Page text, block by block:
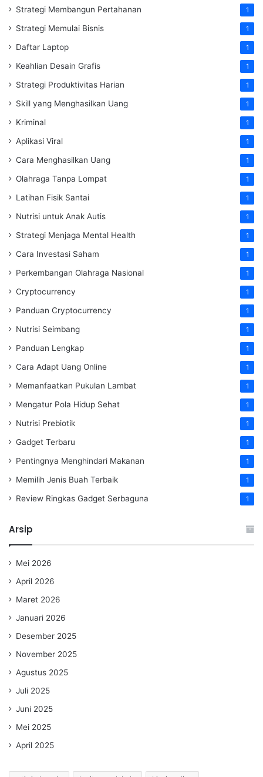
Strategi Membangun Pertahanan 1
Strategi Memulai Bisnis 1
Daftar Laptop 1
Keahlian Desain Grafis 1
Strategi Produktivitas Harian 1
Skill yang Menghasilkan Uang 1
Kriminal 1
Aplikasi Viral 1
Cara Menghasilkan Uang 1
Olahraga Tanpa Lompat 1
Latihan Fisik Santai 1
Nutrisi untuk Anak Autis 1
Strategi Menjaga Mental Health 1
Cara Investasi Saham 1
Perkembangan Olahraga Nasional 1
Cryptocurrency 1
Panduan Cryptocurrency 1
Nutrisi Seimbang 1
Panduan Lengkap 1
Cara Adapt Uang Online 1
Memanfaatkan Pukulan Lambat 1
Mengatur Pola Hidup Sehat 1
Nutrisi Prebiotik 1
Gadget Terbaru 1
Pentingnya Menghindari Makanan 1
Memilih Jenis Buah Terbaik 1
Review Ringkas Gadget Serbaguna 1
Arsip
Mei 2026
April 2026
Maret 2026
Januari 2026
Desember 2025
November 2025
Agustus 2025
Juli 2025
Juni 2025
Mei 2025
April 2025